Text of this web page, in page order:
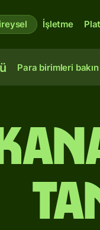
İşletme
Para birimleri bakın